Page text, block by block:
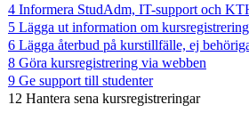
4 Informera StudAdm, IT-support och
5 Lägga ut information om
6 Lägga återbud på kurstillfälle, ej
8 Göra kursregistrering via webben
9 Ge support till studenter
12 Hantera sena kursregistreringar